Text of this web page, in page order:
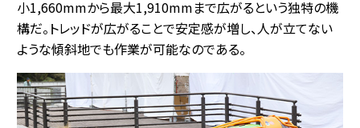
小1,660mmから最大1,910mmまで広がるという独特の機
構だ。トレッドが広がることで安定感が増し、人が立てない
ような傾斜地でも作業が可能なのである。